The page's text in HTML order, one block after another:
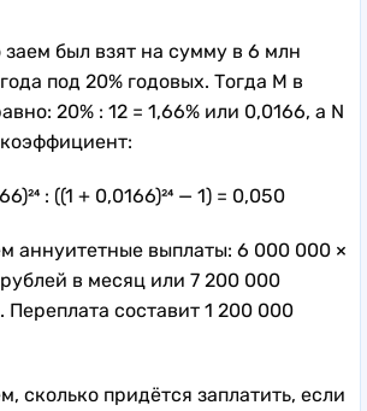
был взят на сумму в 6 млн
под 20% годовых. Тогда M в
20% : 12 = 1,66% или 0,0166, а N
: ((1 + 0,0166)²⁴ — 1) = 0,050
аннуитетные выплаты: 6 000 000 ×
в месяц или 7 200 000
Переплата составит 1 200 000
сколько придётся заплатить, если